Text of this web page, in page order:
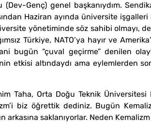
Genç) genel başkanıydım.
Haziran ayında üniversite
yönetiminde söz sahibi olmayı,
Türkiye, NATO’ya hayır ve
bugün “çuval geçirme” denilen
etkisi altındaydı ama eylemlerden
Taha, Orta Doğu Teknik
biz öğrettik dediniz. Bugün
arkasına saklanıyorlar. Neden